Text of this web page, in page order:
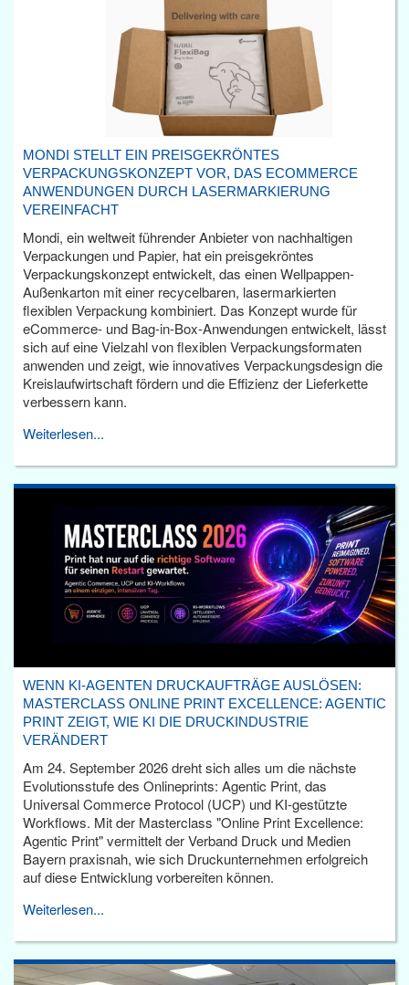
MONDI STELLT EIN PREISGEKRÖNTES
VERPACKUNGSKONZEPT VOR, DAS ECOMMERCE
ANWENDUNGEN DURCH LASERMARKIERUNG
VEREINFACHT
Mondi, ein weltweit führender Anbieter von nachhaltigen
Verpackungen und Papier, hat ein preisgekröntes
Verpackungskonzept entwickelt, das einen Wellpappen-
Außenkarton mit einer recycelbaren, lasermarkierten
flexiblen Verpackung kombiniert. Das Konzept wurde für
eCommerce- und Bag-in-Box-Anwendungen entwickelt, lässt
sich auf eine Vielzahl von flexiblen Verpackungsformaten
anwenden und zeigt, wie innovatives Verpackungsdesign die
Kreislaufwirtschaft fördern und die Effizienz der Lieferkette
verbessern kann.
Weiterlesen...
WENN KI-AGENTEN DRUCKAUFTRÄGE AUSLÖSEN:
MASTERCLASS ONLINE PRINT EXCELLENCE: AGENTIC
PRINT ZEIGT, WIE KI DIE DRUCKINDUSTRIE
VERÄNDERT
Am 24. September 2026 dreht sich alles um die nächste
Evolutionsstufe des Onlineprints: Agentic Print, das
Universal Commerce Protocol (UCP) und KI-gestützte
Workflows. Mit der Masterclass "Online Print Excellence:
Agentic Print" vermittelt der Verband Druck und Medien
Bayern praxisnah, wie sich Druckunternehmen erfolgreich
auf diese Entwicklung vorbereiten können.
Weiterlesen...